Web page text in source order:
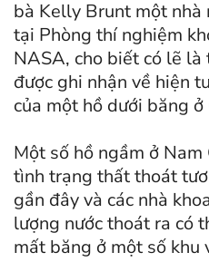
bà Kelly Brunt một nhà
tại Phòng thí nghiệm
NASA, cho biết có lẽ
được ghi nhận về hiện
của một hồ dưới băng
Một số hồ ngầm ở
tình trạng thất thoát
gần đây và các nhà
lượng nước thoát ra có
mất băng ở một số khu